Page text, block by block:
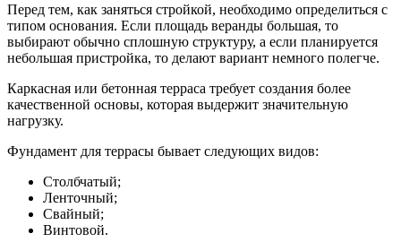
Перед тем, как заняться стройкой, необходимо определиться с
типом основания. Если площадь веранды большая, то
выбирают обычно сплошную структуру, а если планируется
небольшая пристройка, то делают вариант немного полегче.
Каркасная или бетонная терраса требует создания более
качественной основы, которая выдержит значительную
нагрузку.
Фундамент для террасы бывает следующих видов:
Столбчатый;
Ленточный;
Свайный;
Винтовой.